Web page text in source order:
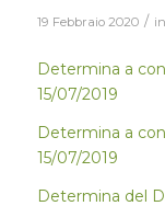
19 Febbraio 2020 / in
Determina a
15/07/2019
Determina a
15/07/2019
Determina del